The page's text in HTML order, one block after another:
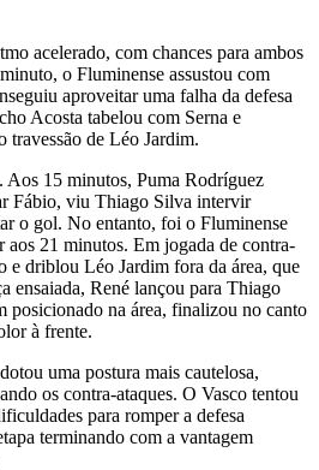
acelerado, com chances para ambos
o Fluminense assustou com
aproveitar uma falha da defesa
Acosta tabelou com Serna e
travessão de Léo Jardim.
Aos 15 minutos, Puma Rodríguez
Fábio, viu Thiago Silva intervir
o gol. No entanto, foi o Fluminense
aos 21 minutos. Em jogada de contra-
e driblou Léo Jardim fora da área, que
ensaiada, René lançou para Thiago
posicionado na área, finalizou no canto
à frente.
uma postura mais cautelosa,
os contra-ataques. O Vasco tentou
para romper a defesa
terminando com a vantagem